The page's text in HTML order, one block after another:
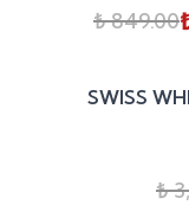
₺ 849.00
SWISS
₺